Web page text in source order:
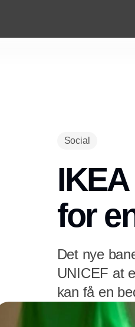
Social
for
Det nye
UNICEF at
kan få en